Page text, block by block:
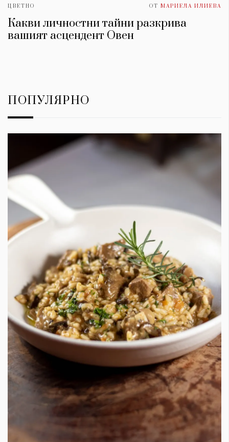
ЦВЕТНО ОТ МАРИЕЛА ИЛИЕВА
Какви личностни тайни разкрива
вашият асцендент Овен
ПОПУЛЯРНО